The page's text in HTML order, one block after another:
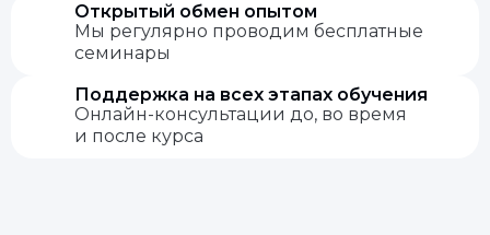
Открытый обмен опытом
Мы регулярно проводим бесплатные
семинары
Поддержка на всех этапах обучения
Онлайн-консультации до, во время
и после курса